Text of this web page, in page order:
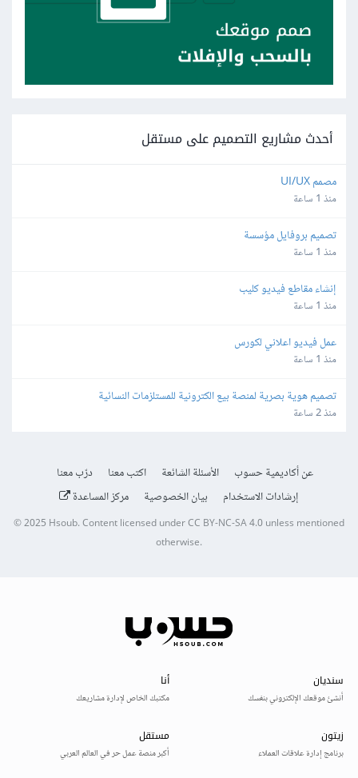
أحدث مشاريع التصميم على مستقل
مصمم UI/UX
منذ 1 ساعة
تصميم بروفايل مؤسسة
منذ 1 ساعة
إنشاء مقاطع فيديو كليب
منذ 1 ساعة
عمل فيديو اعلاني لكورس
منذ 1 ساعة
تصميم هوية بصرية لمنصة بيع الكترونية للمستلزمات النسائية
منذ 2 ساعة
عن أكاديمية حسوب الأسئلة الشائعة اكتب معنا
درّب معنا
إرشادات الاستخدام
بيان الخصوصية مركز المساعدة
© 2025 Hsoub.Content licensed underCC BY-NC-SA 4.0unless mentioned
otherwise.